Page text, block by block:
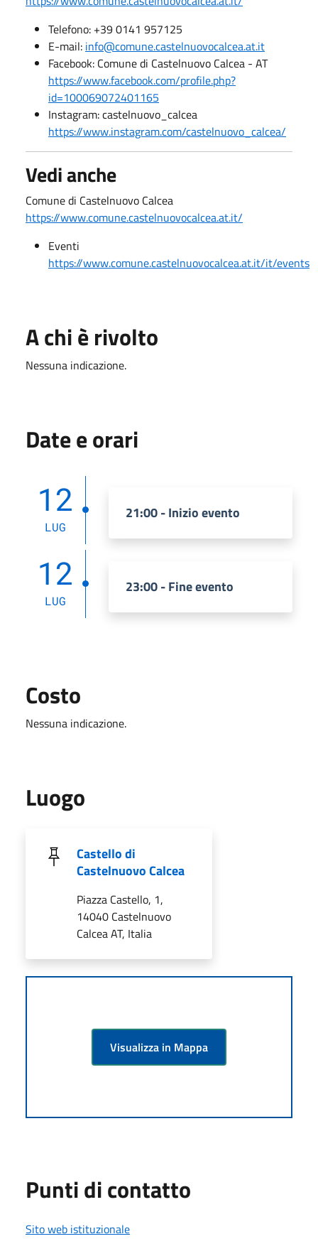
Telefono: +39 0141 957125
E-mail: info@comune.castelnuovocalcea.at.it
Facebook: Comune di Castelnuovo Calcea - AT
https://www.facebook.com/profile.php?
id=100069072401165
Instagram: castelnuovo_calcea
https://www.instagram.com/castelnuovo_calcea/
Vedi anche
Comune di Castelnuovo Calcea
https://www.comune.castelnuovocalcea.at.it/
Eventi
https://www.comune.castelnuovocalcea.at.it/it/events
A chi è rivolto
Nessuna indicazione.
Date e orari
12
LUG
21:00 - Inizio evento
12
LUG
23:00 - Fine evento
Costo
Nessuna indicazione.
Luogo
Castello di
Castelnuovo Calcea
Piazza Castello, 1,
14040 Castelnuovo
Calcea AT, Italia
Visualizza in Mappa
Punti di contatto
Sito web istituzionale